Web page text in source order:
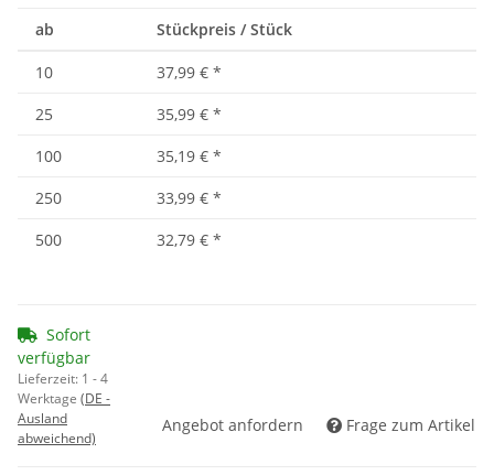
ab Stückpreis / Stück
10 37,99 € *
25
35,99 € *
100
35,19 € *
250
33,99 € *
500
32,79 € *
Sofort
verfügbar
Lieferzeit: 1 - 4
Werktage (DE -
Ausland
abweichend)
Angebot anfordern Frage zum Artikel